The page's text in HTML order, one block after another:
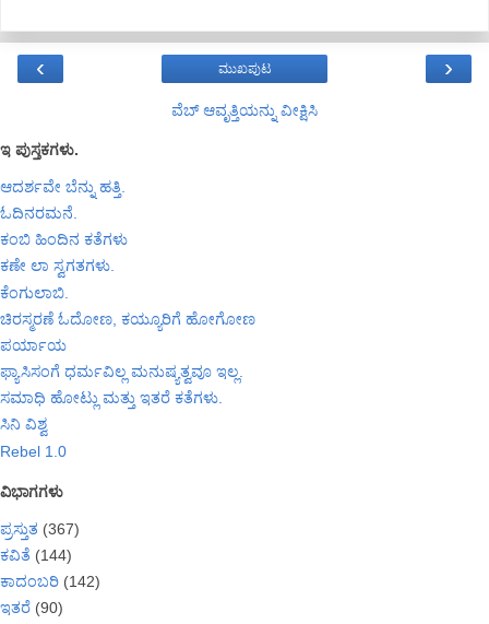
‹ ›
ಮುಖಪುಟ
ವೆಬ್‌ ಆವೃತ್ತಿಯನ್ನು ವೀಕ್ಷಿಸಿ
ಇ ಪುಸ್ತಕಗಳು.
ಆದರ್ಶವೇ ಬೆನ್ನು ಹತ್ತಿ.
ಓದಿನರಮನೆ.
ಕಂಬಿ ಹಿಂದಿನ ಕತೆಗಳು
ಕಣೇ ಲಾ ಸ್ವಗತಗಳು.
ಕೆಂಗುಲಾಬಿ.
ಚಿರಸ್ಮರಣೆ ಓದೋಣ, ಕಯ್ಯೂರಿಗೆ ಹೋಗೋಣ
ಪರ್ಯಾಯ
ಫ್ಯಾಸಿಸಂಗೆ ಧರ್ಮವಿಲ್ಲ ಮನುಷ್ಯತ್ವವೂ ಇಲ್ಲ.
ಸಮಾಧಿ ಹೋಟ್ಲು ಮತ್ತು ಇತರೆ ಕತೆಗಳು.
ಸಿನಿ ವಿಶ್ವ
Rebel 1.0
ವಿಭಾಗಗಳು
ಪ್ರಸ್ತುತ (367)
ಕವಿತೆ (144)
ಕಾದಂಬರಿ (142)
ಇತರೆ (90)